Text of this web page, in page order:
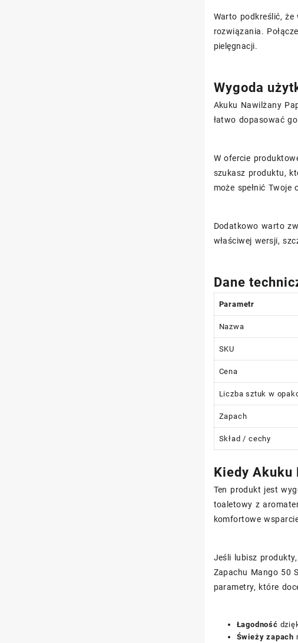
Warto podkreślić,
rozwiązania.
pielęgnacji.
Wygoda
Akuku Nawilżany
łatwo dopasować
W ofercie
szukasz produktu,
może spełnić Twoje
Dodatkowo warto
właściwej wersji,
Dane
Parametr
Nazwa
SKU
Cena
Liczba sztuk w
Zapach
Skład / cechy
Kiedy Akuku
Ten produkt jest
toaletowy z
komfortowe
Jeśli lubisz
Zapachu Mango 50
parametry, które
Łagodność
Świeży zapach